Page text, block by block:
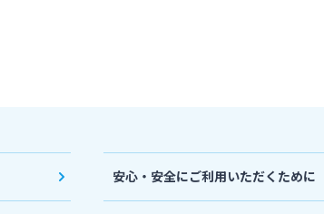
安心・安全にご利用いただくために